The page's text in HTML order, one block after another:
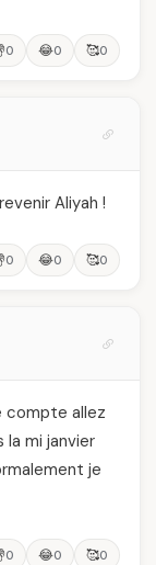
0 😂0 🥰0
Aliyah !
0 😂0 🥰0
compte allez
mi janvier
je
0 😂0 🥰0